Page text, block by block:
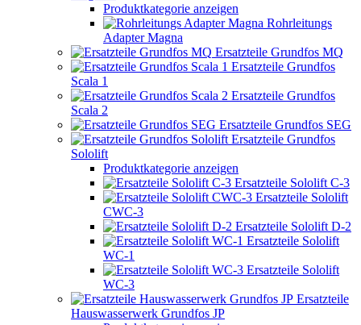
Produktkategorie anzeigen
Rohrleitungs
Adapter Magna
Ersatzteile Grundfos MQ
Ersatzteile Grundfos
Scala 1
Ersatzteile Grundfos
Scala 2
Ersatzteile Grundfos SEG
Ersatzteile Grundfos
Sololift
Produktkategorie anzeigen
Ersatzteile Sololift C-3
Ersatzteile Sololift
CWC-3
Ersatzteile Sololift D-2
Ersatzteile Sololift
WC-1
Ersatzteile Sololift
WC-3
Ersatzteile
Hauswasserwerk Grundfos JP